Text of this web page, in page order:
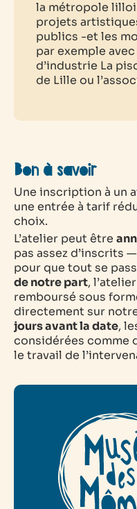
la métropole
projets
publics -et les
par exemple
d’industrie La
de Lille ou
Bon à savoir
Une inscription à un
une entrée à tarif
choix.
L’atelier peut être
pas assez d’inscrits
pour que tout se
de notre part,
remboursé sous
directement sur
jours avant la date,
considérées comme
le travail de